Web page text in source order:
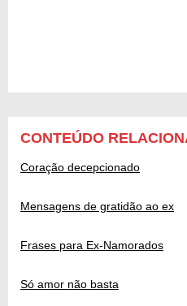
CONTEÚDO
Coração decepcionado
Mensagens de gratidão ao ex
Frases para Ex-Namorados
Só amor não basta